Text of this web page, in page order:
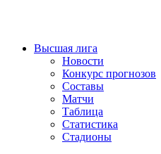
Высшая лига
Новости
Конкурс прогнозов
Составы
Матчи
Таблица
Статистика
Стадионы